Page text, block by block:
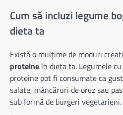
Cum să incluzi legume
dieta ta
Există o mulțime de moduri
proteineîn dieta ta. Legumele
proteine pot fi consumate ca
salate, mâncăruri de orez sau
sub formă de burgeri vegetarieni.